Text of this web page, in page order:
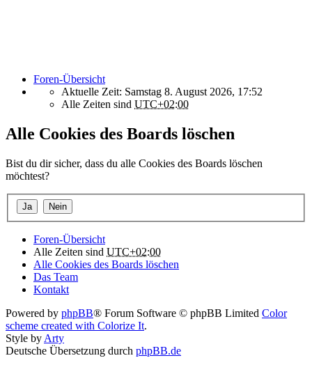
Foren-Übersicht
Aktuelle Zeit: Samstag 8. August 2026, 17:52
Alle Zeiten sind UTC+02:00
Alle Cookies des Boards löschen
Bist du dir sicher, dass du alle Cookies des Boards löschen
möchtest?
Foren-Übersicht
Alle Zeiten sind UTC+02:00
Alle Cookies des Boards löschen
Das Team
Kontakt
Powered by phpBB® Forum Software © phpBB Limited Color
scheme created with Colorize It.
Style by Arty
Deutsche Übersetzung durch phpBB.de